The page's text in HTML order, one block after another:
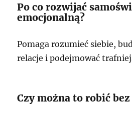
Po co rozwijać
emocjonalną?
Pomaga rozumieć siebie,
relacje i podejmować
Czy można to robić